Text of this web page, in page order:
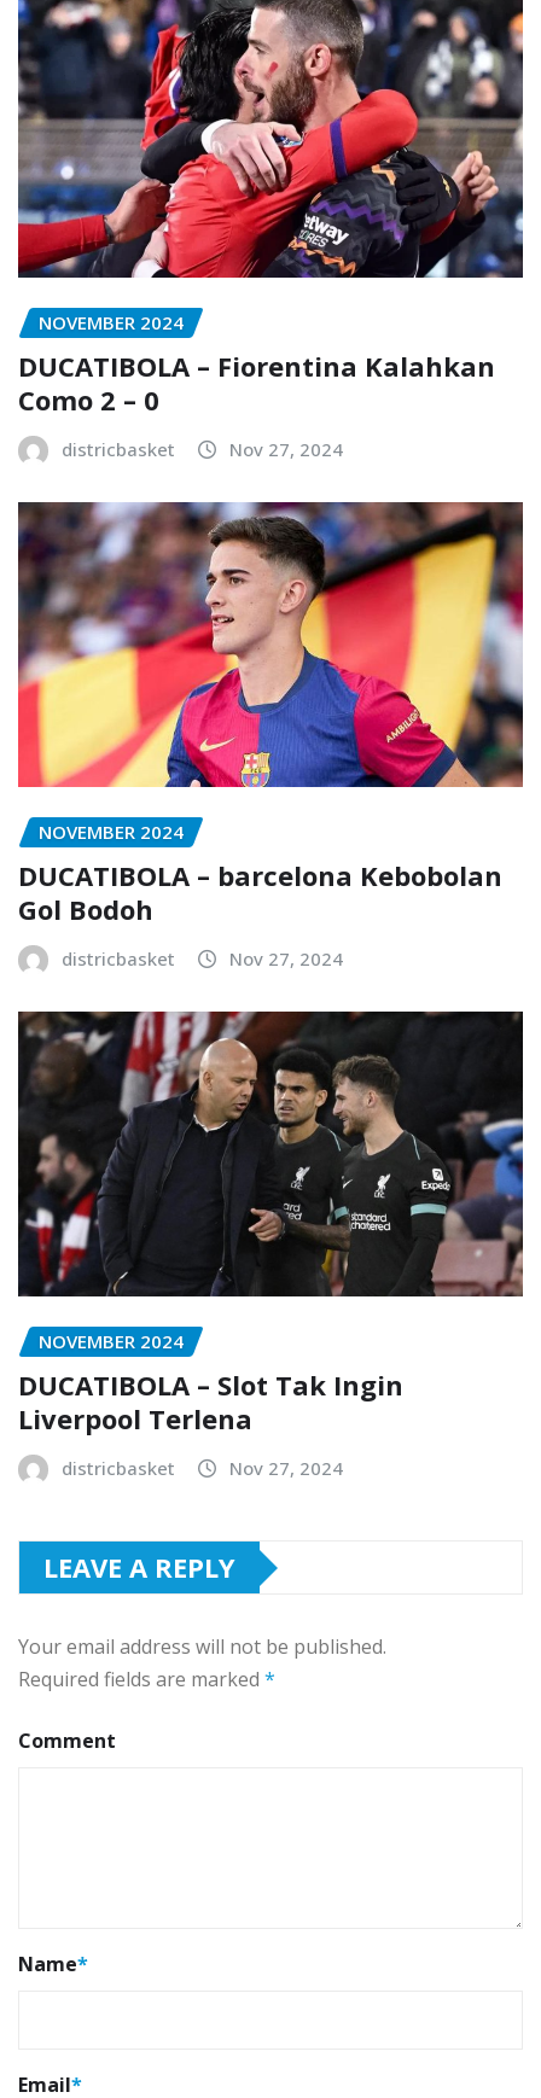
NOVEMBER 2024
DUCATIBOLA – Fiorentina Kalahkan
Como 2 – 0
districbasket Nov 27, 2024
NOVEMBER 2024
DUCATIBOLA – barcelona Kebobolan
Gol Bodoh
districbasket Nov 27, 2024
NOVEMBER 2024
DUCATIBOLA – Slot Tak Ingin
Liverpool Terlena
districbasket Nov 27, 2024
LEAVE A REPLY
Your email address will not be published.
Required fields are marked *
Comment
Name*
Email*